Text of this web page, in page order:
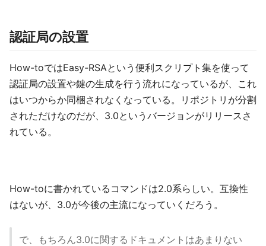
認証局の設置
How-toではEasy-RSAという便利スクリプト集を使って
認証局の設置や鍵の生成を行う流れになっているが、これ
はいつからか同梱されなくなっている。リポジトリが分割
されただけなのだが、3.0というバージョンがリリースさ
れている。
How-toに書かれているコマンドは2.0系らしい。互換性
はないが、3.0が今後の主流になっていくだろう。
で、もちろん3.0に関するドキュメントはあまりない